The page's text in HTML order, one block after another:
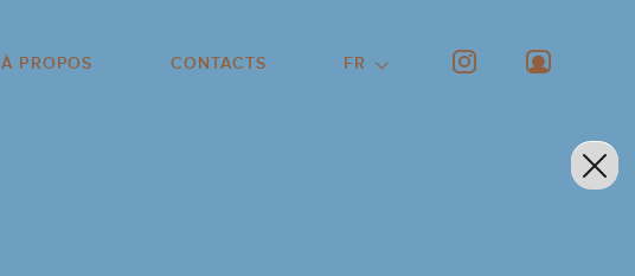
À PROPOS CONTACTS FR